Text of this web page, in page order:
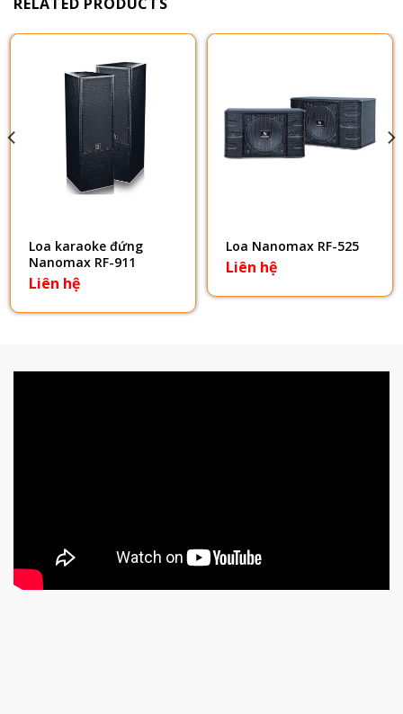
RELATED PRODUCTS
Loa karaoke đứng
Nanomax RF-911
Liên hệ
Loa Nanomax RF-525
Liên hệ